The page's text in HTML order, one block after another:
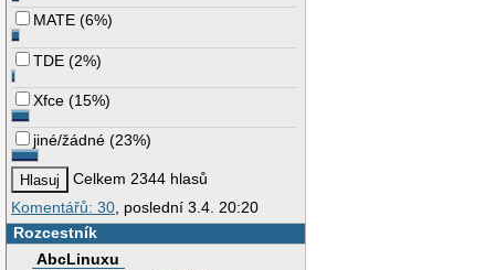
MATE (6%)
TDE (2%)
Xfce (15%)
jiné/žádné (23%)
Celkem 2344 hlasů
Komentářů: 30 , poslední 3.4. 20:20
Rozcestník
AbcLinuxu